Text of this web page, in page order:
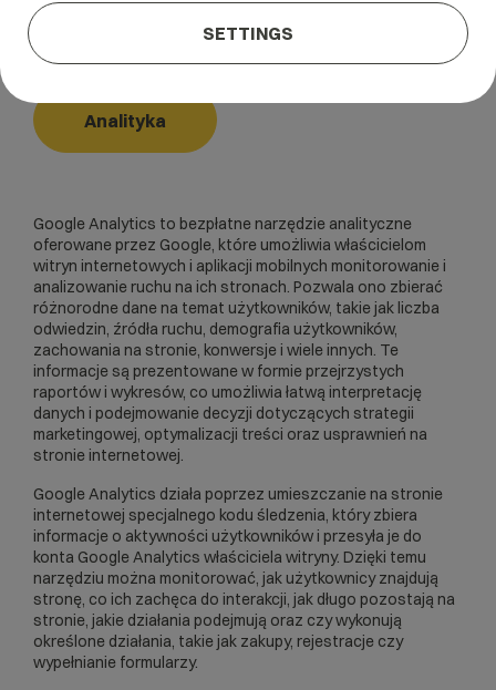
Analytics
Analityka
Google Analytics to bezpłatne narzędzie analityczne
oferowane przez Google, które umożliwia właścicielom
witryn internetowych i aplikacji mobilnych monitorowanie i
analizowanie ruchu na ich stronach. Pozwala ono zbierać
różnorodne dane na temat użytkowników, takie jak liczba
odwiedzin, źródła ruchu, demografia użytkowników,
zachowania na stronie, konwersje i wiele innych. Te
informacje są prezentowane w formie przejrzystych
raportów i wykresów, co umożliwia łatwą interpretację
danych i podejmowanie decyzji dotyczących strategii
marketingowej, optymalizacji treści oraz usprawnień na
stronie internetowej.
Google Analytics działa poprzez umieszczanie na stronie
internetowej specjalnego kodu śledzenia, który zbiera
informacje o aktywności użytkowników i przesyła je do
konta Google Analytics właściciela witryny. Dzięki temu
narzędziu można monitorować, jak użytkownicy znajdują
stronę, co ich zachęca do interakcji, jak długo pozostają na
stronie, jakie działania podejmują oraz czy wykonują
określone działania, takie jak zakupy, rejestracje czy
wypełnianie formularzy.
SETTINGS